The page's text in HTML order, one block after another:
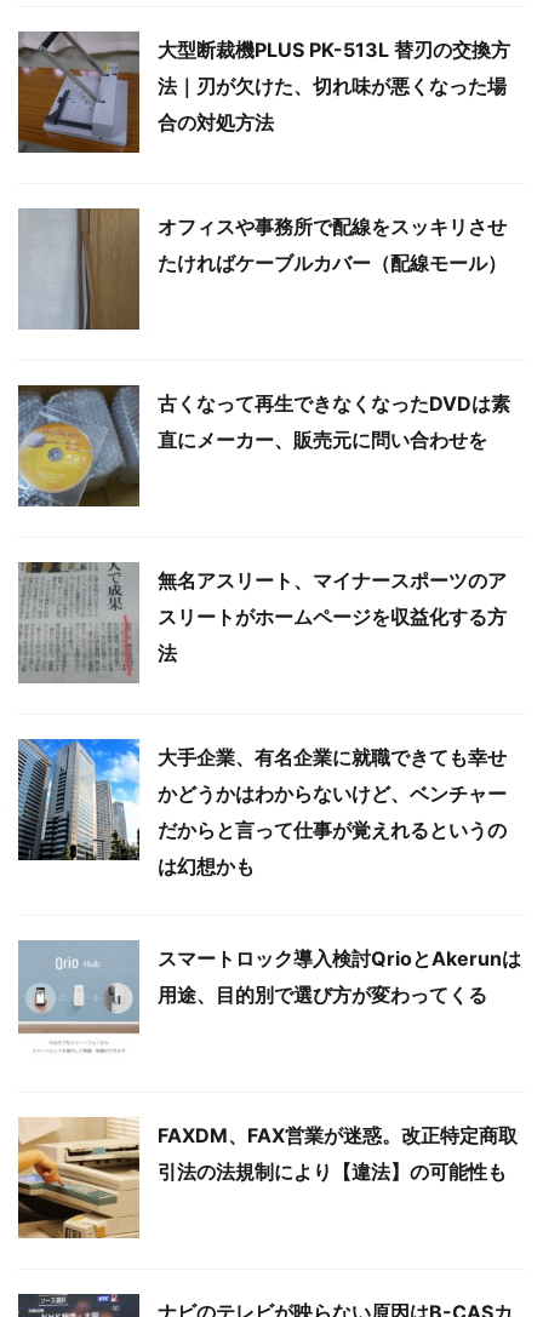
大型断裁機PLUS PK-513L 替刃の交換方
法｜刃が欠けた、切れ味が悪くなった場
合の対処方法
オフィスや事務所で配線をスッキリさせ
たければケーブルカバー（配線モール）
古くなって再生できなくなったDVDは素
直にメーカー、販売元に問い合わせを
無名アスリート、マイナースポーツのア
スリートがホームページを収益化する方
法
大手企業、有名企業に就職できても幸せ
かどうかはわからないけど、ベンチャー
だからと言って仕事が覚えれるというの
は幻想かも
スマートロック導入検討QrioとAkerunは
用途、目的別で選び方が変わってくる
FAXDM、FAX営業が迷惑。改正特定商取
引法の法規制により【違法】の可能性も
ナビのテレビが映らない原因はB-CASカ